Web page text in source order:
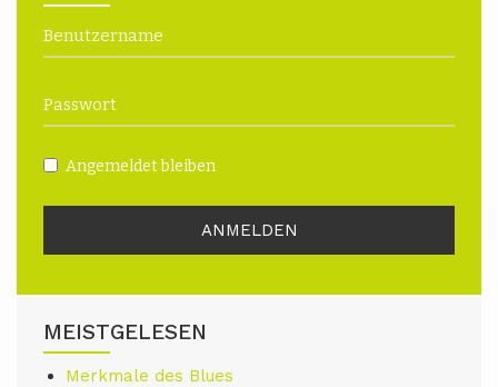
Angemeldet bleiben
MEISTGELESEN
Merkmale des Blues